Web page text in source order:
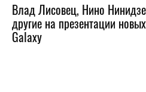
Влад Лисовец, Нино
другие на презентации
Galaxy